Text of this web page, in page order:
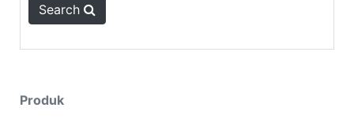
Search
Produk